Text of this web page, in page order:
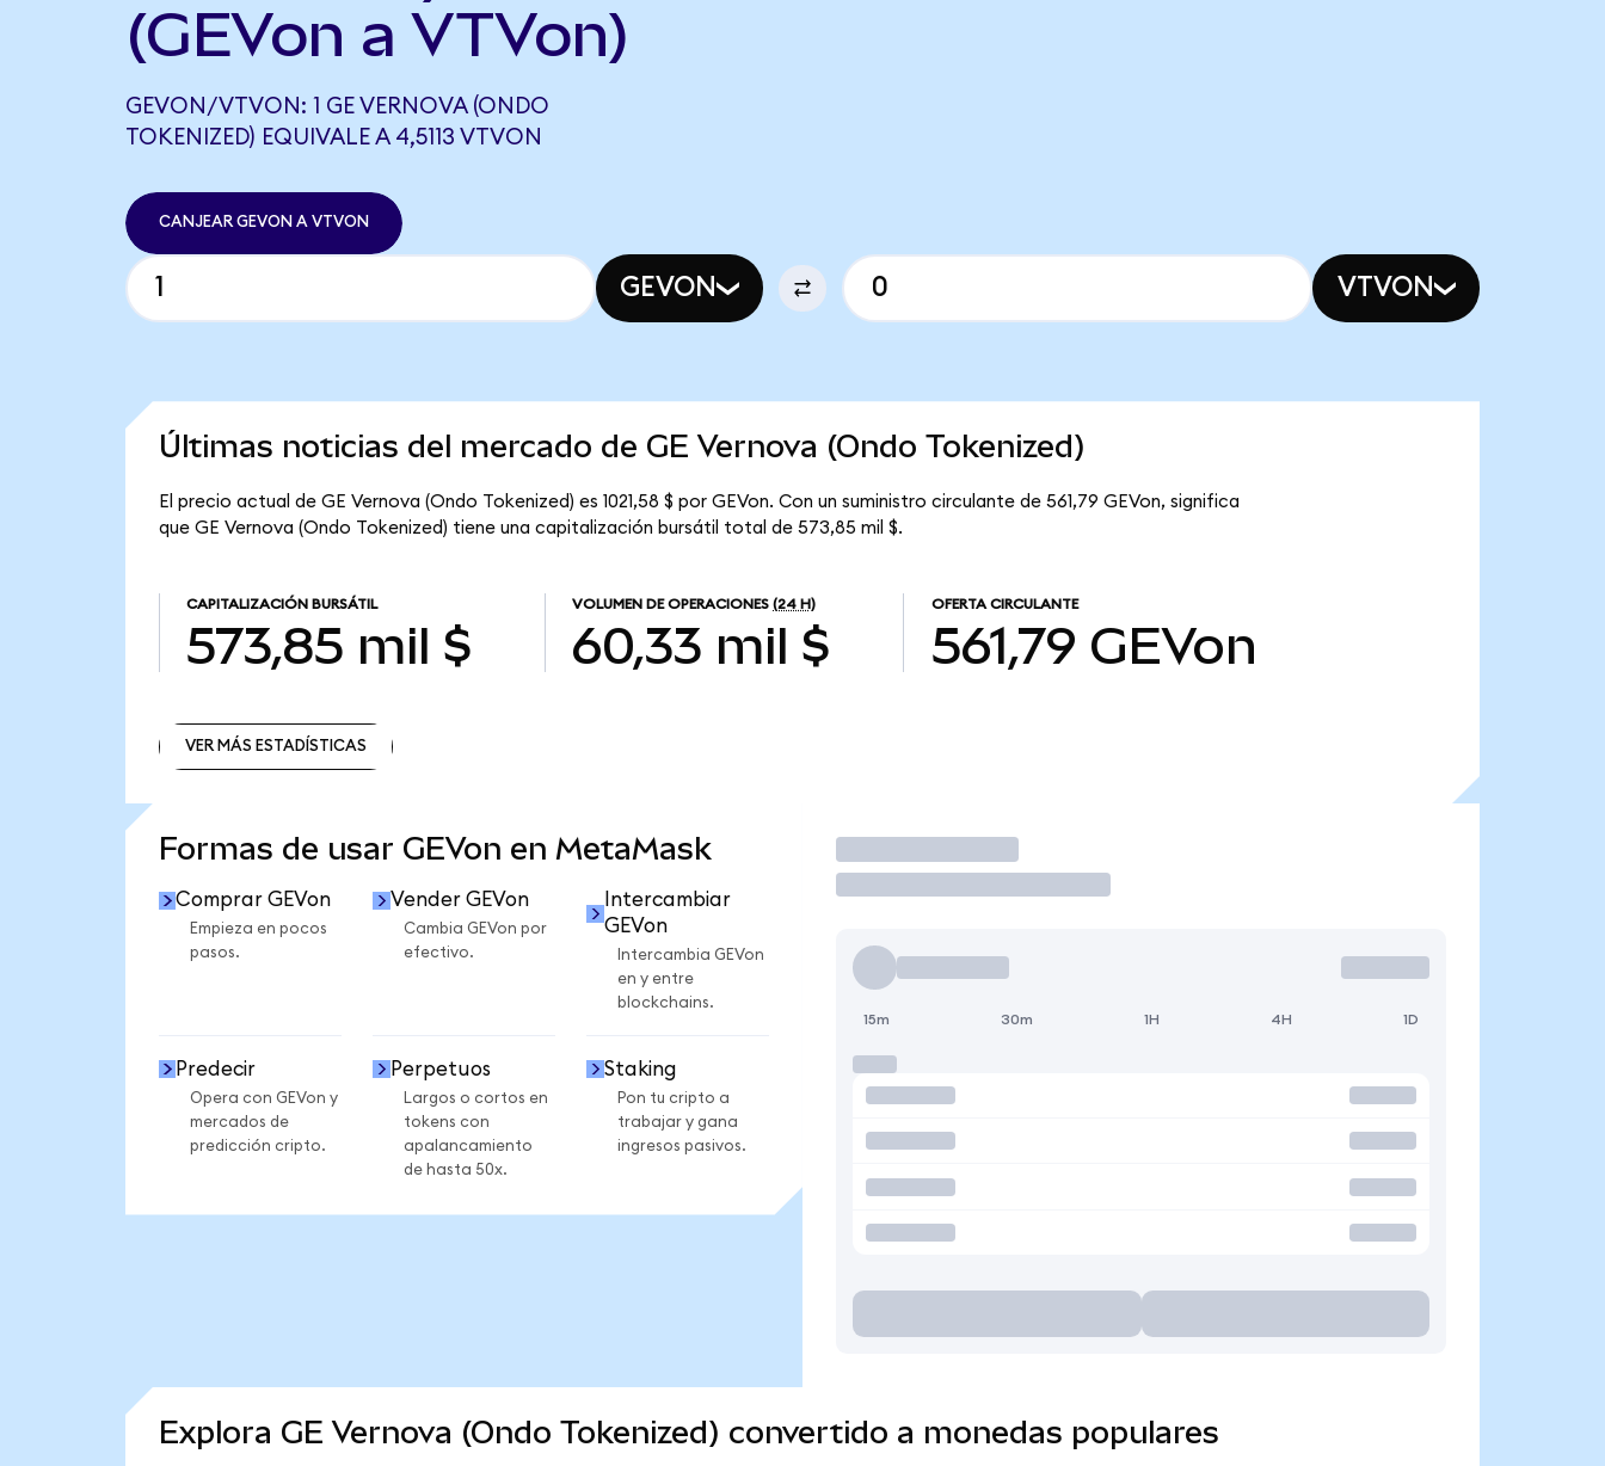
(GEVon a VTVon)
GEVON/VTVON: 1 GE VERNOVA (ONDO
TOKENIZED) EQUIVALE A 4,5113 VTVON
CANJEAR GEVON A VTVON
GEVON VTVON
Últimas noticias del mercado de GE Vernova (Ondo Tokenized)
El precio actual de GE Vernova (Ondo Tokenized) es 1021,58 $ por GEVon. Con un suministro circulante de 561,79 GEVon, significa
que GE Vernova (Ondo Tokenized) tiene una capitalización bursátil total de 573,85 mil $.
CAPITALIZACIÓN BURSÁTIL
573,85 mil $
VOLUMEN DE OPERACIONES (24 H)
60,33 mil $
OFERTA CIRCULANTE
561,79 GEVon
VER MÁS ESTADÍSTICAS
Formas de usar GEVon en MetaMask
Comprar GEVon
Empieza en pocos
pasos.
Vender GEVon
Cambia GEVon por
efectivo.
Intercambiar
GEVon
Intercambia GEVon
en y entre
blockchains.
Predecir
Opera con GEVon y
mercados de
predicción cripto.
Perpetuos
Largos o cortos en
tokens con
apalancamiento
de hasta 50x.
Staking
Pon tu cripto a
trabajar y gana
ingresos pasivos.
Operar
15m 30m 1H 4H 1D
Explora GE Vernova (Ondo Tokenized) convertido a monedas populares